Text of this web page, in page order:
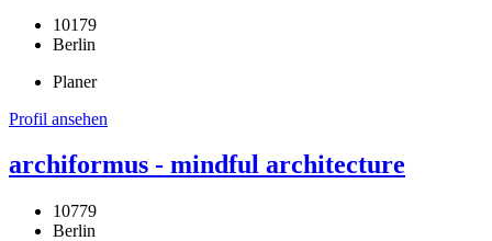
10179
Berlin
Planer
Profil ansehen
archiformus - mindful architecture
10779
Berlin